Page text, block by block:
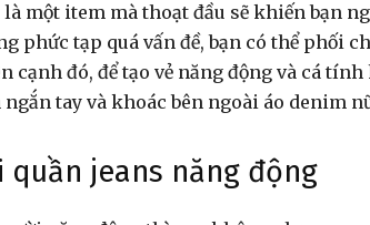
là một item mà thoạt đầu sẽ khiến bạn
phức tạp quá vấn đề, bạn có thể phối
cạnh đó, để tạo vẻ năng động và cá
tay và khoác bên ngoài áo denim
quần jeans năng động